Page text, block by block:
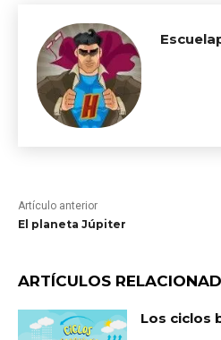
Artículo anterior
El planeta Júpiter
ARTÍCULOS
Los ciclos